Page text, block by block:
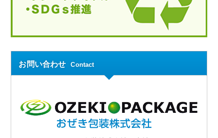
お問い合わせ Contact